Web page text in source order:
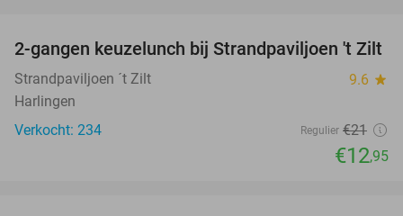
38%
2-gangen keuzelunch bij Strandpaviljoen 't Zilt
Strandpaviljoen ´t Zilt 9.6 star
Harlingen
Verkocht: 234
Regulier €21
€12,95